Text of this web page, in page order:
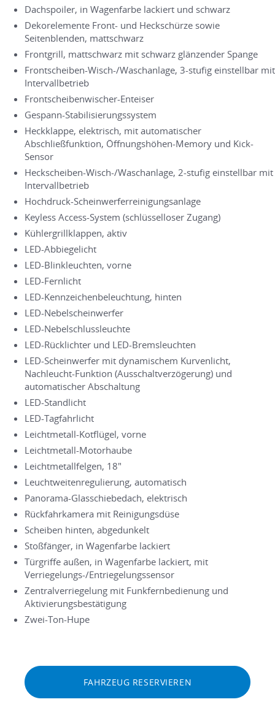
Dachspoiler, in Wagenfarbe lackiert und schwarz
Dekorelemente Front- und Heckschürze sowie
Seitenblenden, mattschwarz
Frontgrill, mattschwarz mit schwarz glänzender Spange
Frontscheiben-Wisch-/Waschanlage, 3-stufig einstellbar mit
Intervallbetrieb
Frontscheibenwischer-Enteiser
Gespann-Stabilisierungssystem
Heckklappe, elektrisch, mit automatischer
Abschließfunktion, Öffnungshöhen-Memory und Kick-
Sensor
Heckscheiben-Wisch-/Waschanlage, 2-stufig einstellbar mit
Intervallbetrieb
Hochdruck-Scheinwerferreinigungsanlage
Keyless Access-System (schlüsselloser Zugang)
Kühlergrillklappen, aktiv
LED-Abbiegelicht
LED-Blinkleuchten, vorne
LED-Fernlicht
LED-Kennzeichenbeleuchtung, hinten
LED-Nebelscheinwerfer
LED-Nebelschlussleuchte
LED-Rücklichter und LED-Bremsleuchten
LED-Scheinwerfer mit dynamischem Kurvenlicht,
Nachleucht-Funktion (Ausschaltverzögerung) und
automatischer Abschaltung
LED-Standlicht
LED-Tagfahrlicht
Leichtmetall-Kotflügel, vorne
Leichtmetall-Motorhaube
Leichtmetallfelgen, 18"
Leuchtweitenregulierung, automatisch
Panorama-Glasschiebedach, elektrisch
Rückfahrkamera mit Reinigungsdüse
Scheiben hinten, abgedunkelt
Stoßfänger, in Wagenfarbe lackiert
Türgriffe außen, in Wagenfarbe lackiert, mit
Verriegelungs-/Entriegelungssensor
Zentralverriegelung mit Funkfernbedienung und
Aktivierungsbestätigung
Zwei-Ton-Hupe
FAHRZEUG RESERVIEREN